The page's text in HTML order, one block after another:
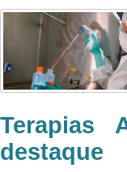
Terapias
destaque